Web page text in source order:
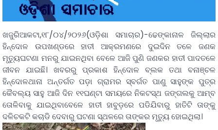
ଖଜୁରିଆକଟା,୧୮/୦୪/୨୦୨୬(ଓଡ଼ିଶା ସମାଚାର)-ଢେଙ୍କାନାଳ ଜିଲ୍ଲାର
ହିନ୍ଦୋଳ ଉପଖଣ୍ଡରେ ହାତୀ ଆକ୍ରମଣରେ ଦୁଇଦିନ ତଳେ ଜଣକ
ମୃତ୍ୟୁଘଟଣା ମନରୁ ଯାଇନଥିବା ବେଳେ ଆଜି ପୁଣି ଜଣକର ହାତୀ ପାଦତଳେ
ଜୀବନ ଯାଇଛି। ଖବରରୁ ପ୍ରକାଶ ହିନ୍ଦୋଳ ବ୍ଲକ ତଥା ବନାଞ୍ଚଳ
ହିନ୍ଦୋଳଥାନା ଅନ୍ତର୍ଗତ ପଡ଼ା ଗ୍ରାମର ସ୍ବର୍ଗତ ପାଣୁ ସାହୁଙ୍କ ପୁତ୍ର
କୈବଲ୍ୟ ସାହୁ ଆଜି ଦିନ ୧୧ଘଣ୍ଟା ସମୟରେ ନିକଟସ୍ଥ ଜଙ୍ଗଲକୁ ଆମ୍ବ
ତୋଳିବାକୁ ଯାଇଥିବାବେଳେ ହାତୀ ହାବୁଡ଼ରେ ପଡିଯିବାରୁ ହାତିଟି ତାଙ୍କୁ
ଦଳିଚକଟି କଚାଡି ଦେବାରୁ ଘଟଣା ସ୍ଥଳରେ ତାଙ୍କର ମୃତ୍ୟୁ ହୋଇଥିଲା।